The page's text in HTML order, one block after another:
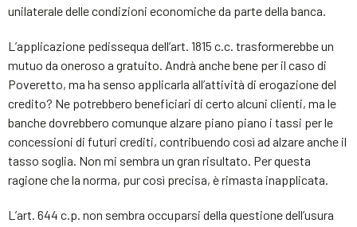
unilaterale delle condizioni economiche da parte della banca.
L’applicazione pedissequa dell’art. 1815 c.c. trasformerebbe un
mutuo da oneroso a gratuito. Andrà anche bene per il caso di
Poveretto, ma ha senso applicarla all’attività di erogazione del
credito? Ne potrebbero beneficiari di certo alcuni clienti, ma le
banche dovrebbero comunque alzare piano piano i tassi per le
concessioni di futuri crediti, contribuendo così ad alzare anche il
tasso soglia. Non mi sembra un gran risultato. Per questa
ragione che la norma, pur così precisa, è rimasta inapplicata.
L’art. 644 c.p. non sembra occuparsi della questione dell’usura